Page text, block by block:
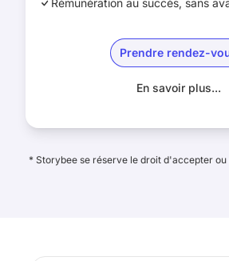
Rémunération au succès, sans
Prendre rendez-
En savoir plus...
* Storybee se réserve le droit d'accepter ou